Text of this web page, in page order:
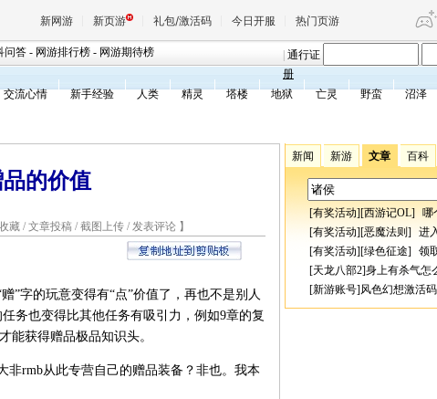
新网游 新页游 礼包/激活码 今日开服 热门页游
天堂 剑网3旗舰版
王权与自由 诛仙世界
问答 - 网游排行榜 - 网游期待榜 通行证
册
交流心情 新手经验 人类 精灵 塔楼 地狱 亡灵 野蛮 沼泽
的价值
藏/ 文章投稿 / 截图上传/ 发表评论】
”字的玩意变得有“点”价值了，再也不是别人
务也变得比其他任务有吸引力，例如9章的复
获得赠品极品知识头。
rmb从此专营自己的赠品装备？非也。我本
新闻 新游 文章 百科
[有奖活动][西游记OL] 哪
[有奖活动][恶魔法则 ] 进
[有奖活动][绿色征途] 领
[天龙八部2]身上有杀气怎
[新游账号]风色幻想激活码